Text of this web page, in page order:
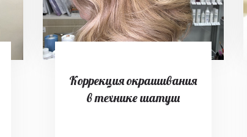
Коррекция окрашивания
в технике шатуш